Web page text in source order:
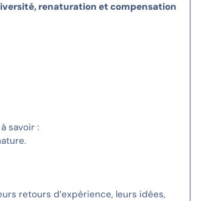
renaturation et compensation
savoir :
retours d’expérience, leurs idées,